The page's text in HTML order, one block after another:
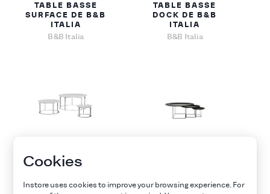
TABLE BASSE
SURFACE DE B&B
ITALIA
B&B Italia
TABLE BASSE
DOCK DE B&B
ITALIA
B&B Italia
TABLE BASSE
MERA DE B&B
B&B Italia
Cookies
Instore uses cookies to improve your browsing experience. For